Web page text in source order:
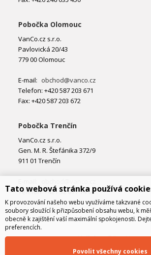
Pobočka Olomouc
VanCo.cz s.r.o.
Pavlovická 20/43
779 00 Olomouc
E-mail: obchod@vanco.cz
Telefon: +420 587 203 671
Fax: +420 587 203 672
Pobočka Trenčín
VanCo.cz s.r.o.
Gen. M. R. Štefánika 372/9
911 01 Trenčín
Telefon: +421 32 877 74 02
Tato webová stránka používá
K provozování našeho webu využíváme takzvané
soubory sloužící k přizpůsobení obsahu webu, k
obecně k zajištění vaší maximální spokojenosti.
preferencích.
Povolit všechny cookies